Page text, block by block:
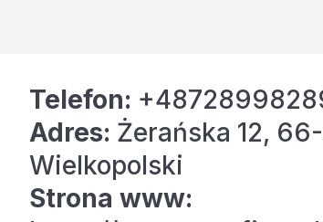
Telefon:
Adres: Żerańska 12,
Wielkopolski
Strona www: